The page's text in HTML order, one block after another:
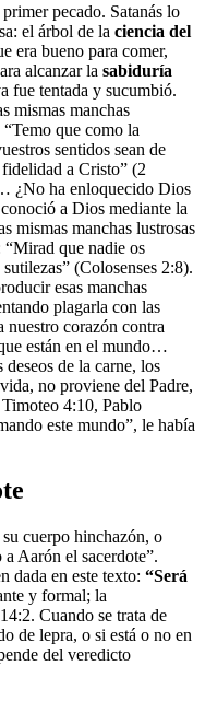
pecado. Satanás lo
el árbol de la ciencia del
era bueno para comer,
alcanzar la sabiduría
fue tentada y sucumbió.
mismas manchas
que como la
sentidos sean de
a Cristo” (2
¿No ha enloquecido Dios
a Dios mediante la
mismas manchas lustrosas
“Mirad que nadie os
(Colosenses 2:8).
esas manchas
plagarla con las
nuestro corazón contra
están en el mundo…
de la carne, los
no proviene del Padre,
4:10, Pablo
este mundo”, le había
cuerpo hinchazón, o
Aarón el sacerdote”.
dada en este texto: “Será
y formal; la
Cuando se trata de
de lepra, o si está o no en
del veredicto